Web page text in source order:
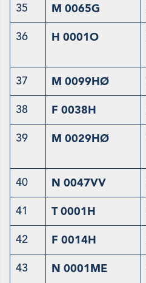
35 M 0065G
36 H 0001O
37 M 0099HØ
38 F 0038H
39 M 0029HØ
40 N 0047VV
41 T 0001H
42 F 0014H
43 N 0001ME